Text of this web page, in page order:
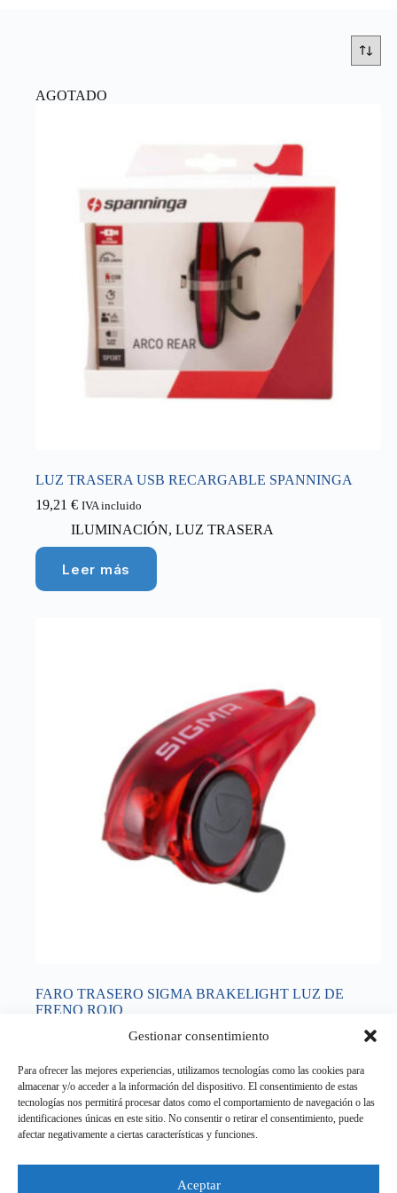
Gestionar consentimiento
Para ofrecer las mejores experiencias, utilizamos tecnologías como las cookies para
almacenar y/o acceder a la información del dispositivo. El consentimiento de estas
tecnologías nos permitirá procesar datos como el comportamiento de navegación o las
identificaciones únicas en este sitio. No consentir o retirar el consentimiento, puede
afectar negativamente a ciertas características y funciones.
Aceptar
AGOTADO
LUZ TRASERA USB RECARGABLE SPANNINGA
19,21 € IVA incluido
ILUMINACIÓN, LUZ TRASERA
Leer más
FARO TRASERO SIGMA BRAKELIGHT LUZ DE
FRENO ROJO
IVA incluido
Añadir al carrito
Política de Privacidad